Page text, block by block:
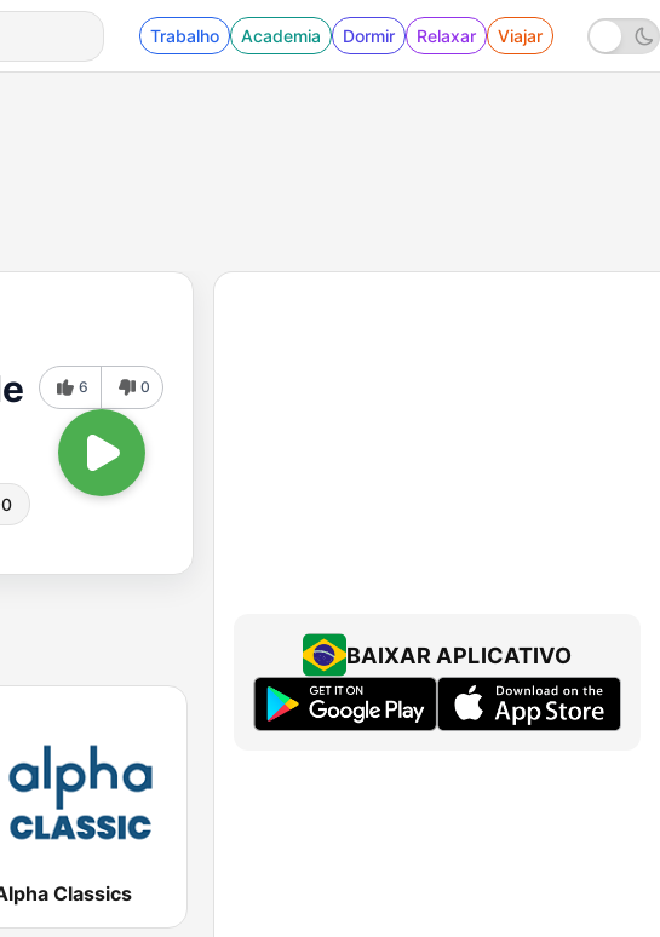
Trabalho Academia Dormir Relaxar Viajar
6 0
Classics
BAIXAR APLICATIVO